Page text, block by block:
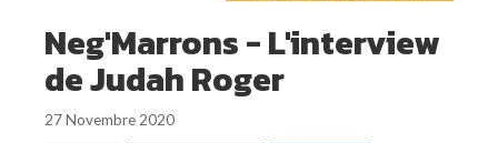
Neg'Marrons - L'interview
de Judah Roger
27 Novembre 2020